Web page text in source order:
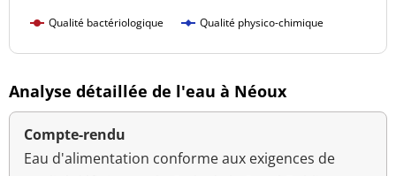
Qualité bactériologique Qualité physico-chimique
Analyse détaillée de l'eau à Néoux
Compte-rendu
Eau d'alimentation conforme aux exigences de